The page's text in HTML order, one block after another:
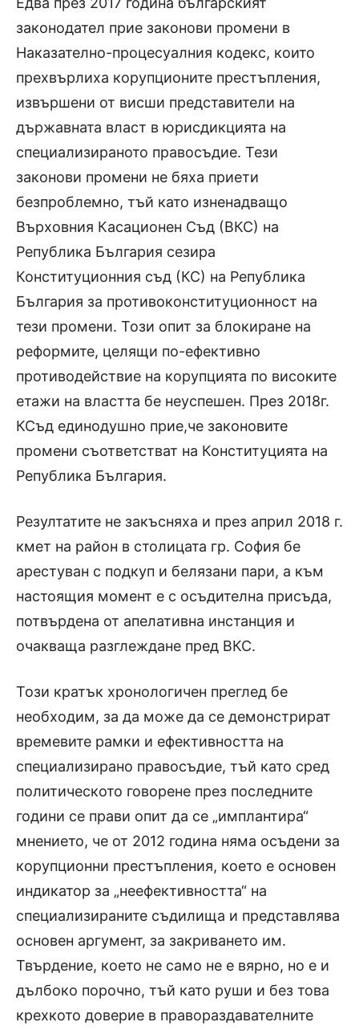
законодател прие законови промени в
Наказателно-процесуалния кодекс, които
прехвърлиха корупционите престъпления,
извършени от висши представители на
държавната власт в юрисдикцията на
специализираното правосъдие. Тези
законови промени не бяха приети
безпроблемно, тъй като изненадващо
Върховния Касационен Съд (ВКС) на
Република България сезира
Конституционния съд (КС) на Република
България за противоконституционност на
тези промени. Този опит за блокиране на
реформите, целящи по-ефективно
противодействие на корупцията по високите
етажи на властта бе неуспешен. През 2018г.
КСъд единодушно прие,че законовите
промени съответстват на Конституцията на
Република България.
Резултатите не закъсняха и през април 2018 г.
кмет на район в столицата гр. София бе
арестуван с подкуп и белязани пари, а към
настоящия момент е с осъдителна присъда,
потвърдена от апелативна инстанция и
очакваща разглеждане пред ВКС.
Този кратък хронологичен преглед бе
необходим, за да може да се демонстрират
времевите рамки и ефективността на
специализирано правосъдие, тъй като сред
политическото говорене през последните
години се прави опит да се „имплантира“
мнението, че от 2012 година няма осъдени за
корупционни престъпления, което е основен
индикатор за „неефективността“ на
специализираните съдилища и представлява
основен аргумент, за закриването им.
Твърдение, което не само не е вярно, но е и
дълбоко порочно, тъй като руши и без това
крехкото доверие в правораздавателните